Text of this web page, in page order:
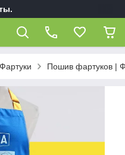
Пошив фартуков |